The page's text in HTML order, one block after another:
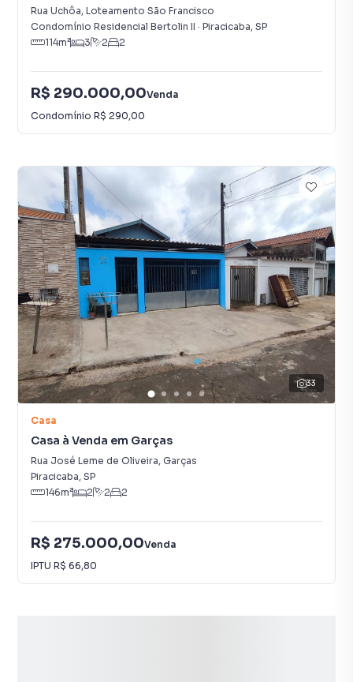
Rua Uchôa, Loteamento São Francisco
Condomínio Residencial Bertolin II · Piracicaba, SP
114m² 3 2 2
R$ 290.000,00Venda
Condomínio R$ 290,00
33
Casa
Casa à Venda em Garças
Rua José Leme de Oliveira, Garças
Piracicaba, SP
146m² 2 2 2
R$ 275.000,00Venda
IPTU R$ 66,80